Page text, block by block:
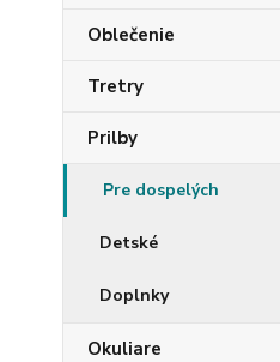
Oblečenie
Tretry
Prilby
Pre dospelých
Detské
Doplnky
Okuliare